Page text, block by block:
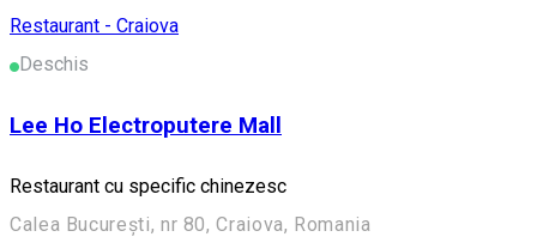
Restaurant - Craiova
Deschis
Lee Ho Electroputere Mall
Restaurant cu specific chinezesc
Calea București, nr 80, Craiova, Romania